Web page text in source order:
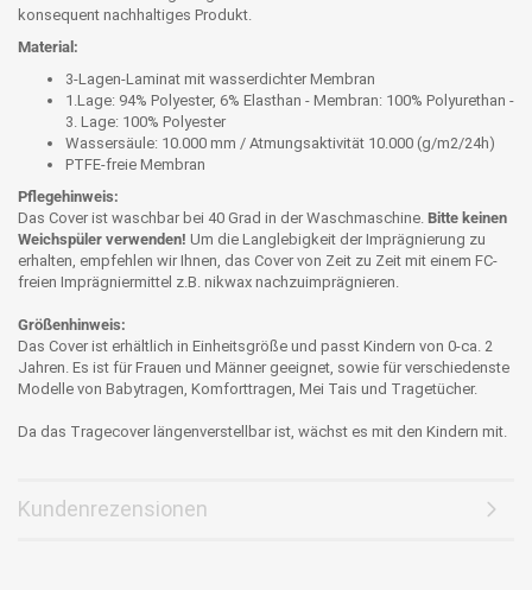
konsequent nachhaltiges Produkt.
Material:
3-Lagen-Laminat mit wasserdichter Membran
1.Lage: 94% Polyester, 6% Elasthan - Membran: 100% Polyurethan -
3. Lage: 100% Polyester
Wassersäule: 10.000 mm / Atmungsaktivität 10.000 (g/m2/24h)
PTFE-freie Membran
Pflegehinweis:
Das Cover ist waschbar bei 40 Grad in der Waschmaschine. Bitte keinen
Weichspüler verwenden! Um die Langlebigkeit der Imprägnierung zu
erhalten, empfehlen wir Ihnen, das Cover von Zeit zu Zeit mit einem FC-
freien Imprägniermittel z.B. nikwax nachzuimprägnieren.
Größenhinweis:
Das Cover ist erhältlich in Einheitsgröße und passt Kindern von 0-ca. 2
Jahren. Es ist für Frauen und Männer geeignet, sowie für verschiedenste
Modelle von Babytragen, Komforttragen, Mei Tais und Tragetücher.
Da das Tragecover längenverstellbar ist, wächst es mit den Kindern mit.
Kundenrezensionen